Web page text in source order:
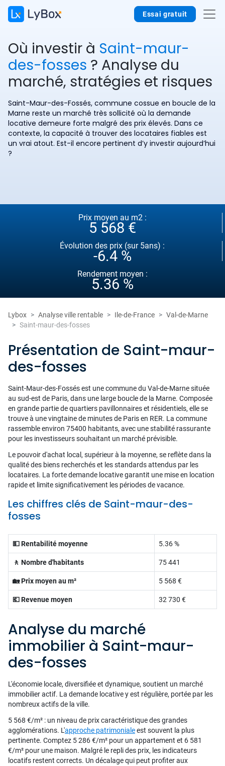
Essai gratuit
Où investir à Saint-maur-
des-fosses ? Analyse du
marché, stratégies et risques
Saint-Maur-des-Fossés, commune cossue en boucle de la
Marne reste un marché très sollicité où la demande
locative demeure forte malgré des prix élevés. Dans ce
contexte, la capacité à trouver des locataires fiables est
un vrai atout. Est-il encore pertinent d’y investir aujourd’hui
?
Prix moyen au m2 :
5 568 €
Évolution des prix (sur 5ans) :
-6.4 %
Rendement moyen :
5.36 %
Lybox Analyse ville rentable Ile-de-France
Val-de-Marne
Saint-maur-des-fosses
Présentation de Saint-maur-
des-fosses
Saint-Maur-des-Fossés est une commune du Val-de-Marne située
au sud-est de Paris, dans une large boucle de la Marne. Composée
en grande partie de quartiers pavillonnaires et résidentiels, elle se
trouve à une vingtaine de minutes de Paris en RER. La commune
rassemble environ 75400 habitants, avec une stabilité rassurante
pour les investisseurs souhaitant un marché prévisible.
Le pouvoir d'achat local, supérieur à la moyenne, se reflète dans la
qualité des biens recherchés et les standards attendus par les
locataires. La forte demande locative garantit une mise en location
rapide et limite significativement les périodes de vacance.
Les chiffres clés de Saint-maur-des-
fosses
💵 Rentabilité moyenne 5.36 %
🚶 Nombre d'habitants 75 441
🏡 Prix moyen au m² 5 568 €
💶 Revenue moyen 32 730 €
Analyse du marché
immobilier à Saint-maur-
des-fosses
L'économie locale, diversifiée et dynamique, soutient un marché
immobilier actif. La demande locative y est régulière, portée par les
nombreux actifs de la ville.
5 568 €/m² : un niveau de prix caractéristique des grandes
agglomérations. L'approche patrimonialeest souvent la plus
pertinente. Comptez 5 286 €/m² pour un appartement et 6 581
€/m² pour une maison. Malgré le repli des prix, les indicateurs
locatifs restent corrects. Un décalage qui peut profiter aux